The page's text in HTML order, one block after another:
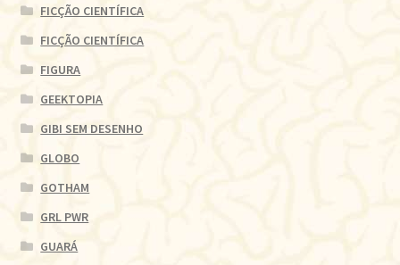
FICÇÃO CIENTÍFICA
FICÇÃO CIENTÍFICA
FIGURA
GEEKTOPIA
GIBI SEM DESENHO
GLOBO
GOTHAM
GRL PWR
GUARÁ